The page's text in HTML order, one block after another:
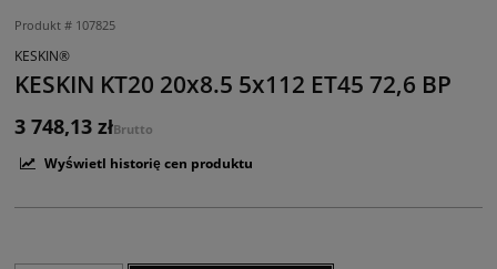
Produkt # 107825
KESKIN®
KESKIN KT20 20x8.5 5x112 ET45 72,6 BP
3 748,13 złBrutto
Wyświetl historię cen produktu